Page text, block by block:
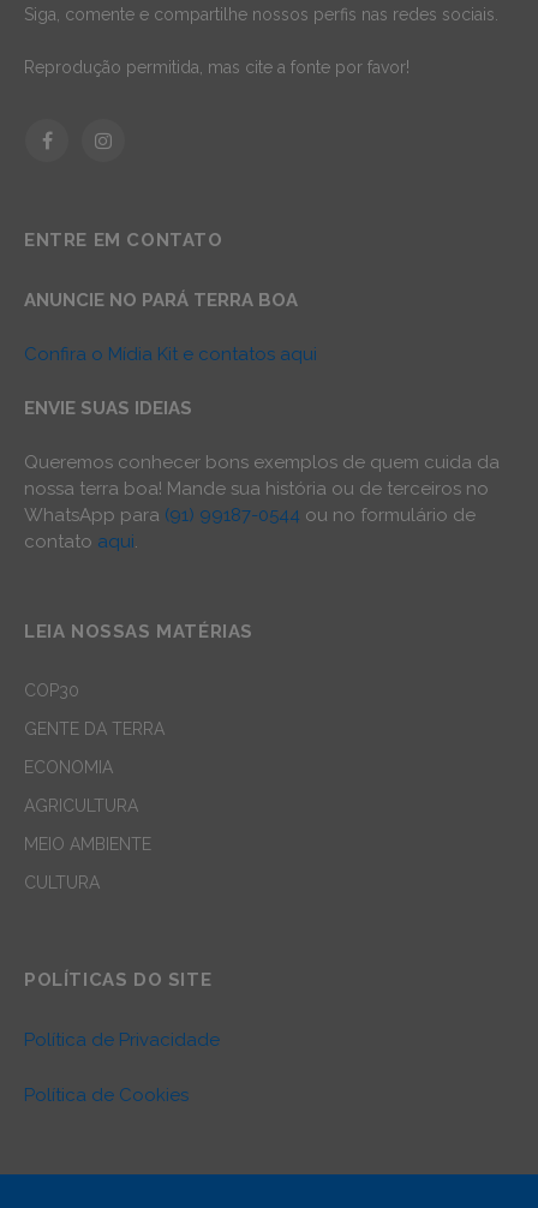
Siga, comente e compartilhe nossos perfis nas redes sociais.
Reprodução permitida, mas cite a fonte por favor!
FacebookInstagram
ENTRE EM CONTATO
ANUNCIE NO PARÁ TERRA BOA
Confira o Mídia Kit e contatos aqui
ENVIE SUAS IDEIAS
Queremos conhecer bons exemplos de quem cuida da
nossa terra boa! Mande sua história ou de terceiros no
WhatsApp para (91) 99187-0544 ou no formulário de
contato aqui.
LEIA NOSSAS MATÉRIAS
COP30
GENTE DA TERRA
ECONOMIA
AGRICULTURA
MEIO AMBIENTE
CULTURA
POLÍTICAS DO SITE
Política de Privacidade
Política de Cookies